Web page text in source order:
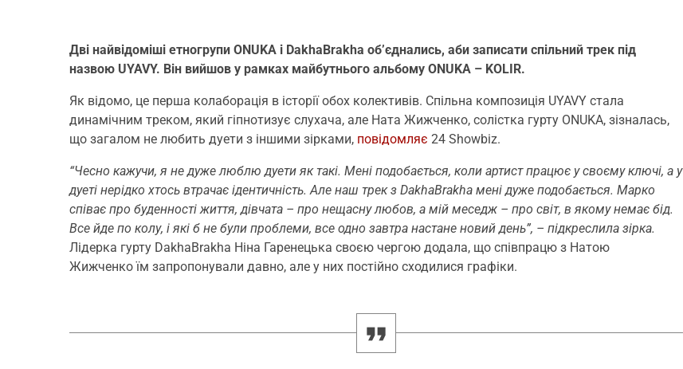
Дві найвідоміші етногрупи ONUKA і DakhaBrakha об’єднались, аби записати спільний трек під
назвою UYAVY. Він вийшов у рамках майбутнього альбому ONUKA – KOLIR.
Як відомо, це перша колаборація в історії обох колективів. Спільна композиція UYAVY стала
динамічним треком, який гіпнотизує слухача, але Ната Жижченко, солістка гурту ONUKA, зізналась,
що загалом не любить дуети з іншими зірками, повідомляє 24 Showbiz.
“Чесно кажучи, я не дуже люблю дуети як такі. Мені подобається, коли артист працює у своєму ключі, а у
дуеті нерідко хтось втрачає ідентичність. Але наш трек з DakhaBrakha мені дуже подобається. Марко
співає про буденності життя, дівчата – про нещасну любов, а мій меседж – про світ, в якому немає бід.
Все йде по колу, і які б не були проблеми, все одно завтра настане новий день”, – підкреслила зірка.
Лідерка гурту DakhaBrakha Ніна Гаренецька своєю чергою додала, що співпрацю з Натою
Жижченко їм запропонували давно, але у них постійно сходилися графіки.